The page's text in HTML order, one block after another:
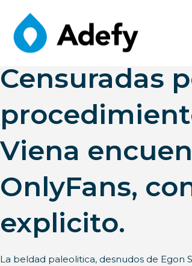
Censuradas
Viena
OnlyFans,
explicito.
La beldad paleolitica, desnudos de Egon